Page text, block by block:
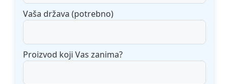
Vaša država (potrebno)
Proizvod koji Vas zanima?